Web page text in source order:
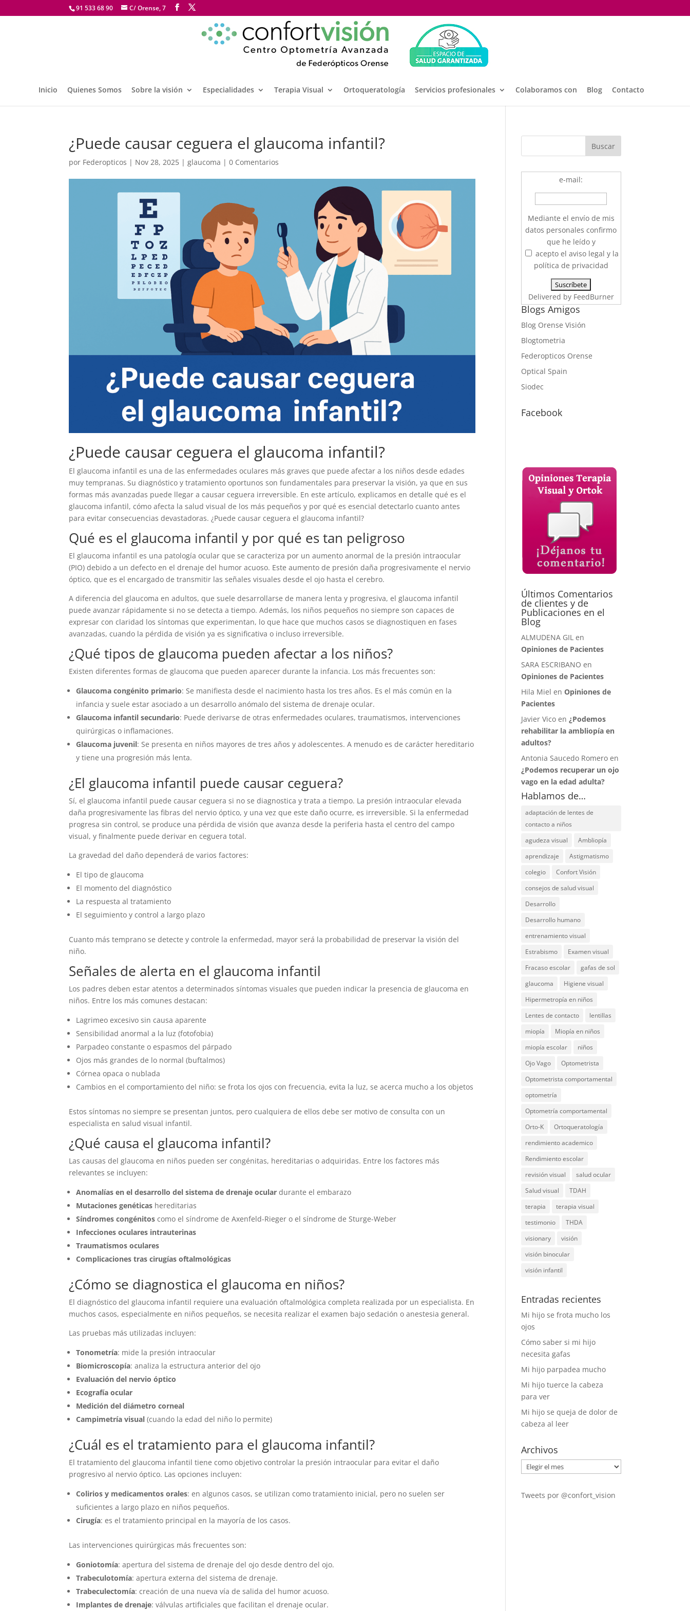
91 533 68 90 C/ Orense, 7
Inicio Quienes Somos Sobre la visión Especialidades Terapia Visual Ortoqueratología Servicios profesionales Colaboramos con Blog Contacto
¿Puede causar ceguera el glaucoma infantil?
por Federopticos | Nov 28, 2025 |glaucoma |0 Comentarios
¿Puede causar ceguera el glaucoma infantil?
El glaucoma infantil es una de las enfermedades oculares más graves que puede afectar a los niños desde edades
muy tempranas. Su diagnóstico y tratamiento oportunos son fundamentales para preservar la visión, ya que en sus
formas más avanzadas puede llegar a causar ceguera irreversible. En este artículo, explicamos en detalle qué es el
glaucoma infantil, cómo afecta la salud visual de los más pequeños y por qué es esencial detectarlo cuanto antes
para evitar consecuencias devastadoras. ¿Puede causar ceguera el glaucoma infantil?
Qué es el glaucoma infantil y por qué es tan peligroso
El glaucoma infantil es una patología ocular que se caracteriza por un aumento anormal de la presión intraocular
(PIO) debido a un defecto en el drenaje del humor acuoso. Este aumento de presión daña progresivamente el nervio
óptico, que es el encargado de transmitir las señales visuales desde el ojo hasta el cerebro.
A diferencia del glaucoma en adultos, que suele desarrollarse de manera lenta y progresiva, el glaucoma infantil
puede avanzar rápidamente si no se detecta a tiempo. Además, los niños pequeños no siempre son capaces de
expresar con claridad los síntomas que experimentan, lo que hace que muchos casos se diagnostiquen en fases
avanzadas, cuando la pérdida de visión ya es significativa o incluso irreversible.
¿Qué tipos de glaucoma pueden afectar a los niños?
Existen diferentes formas de glaucoma que pueden aparecer durante la infancia. Los más frecuentes son:
Glaucoma congénito primario: Se manifiesta desde el nacimiento hasta los tres años. Es el más común en la
infancia y suele estar asociado a un desarrollo anómalo del sistema de drenaje ocular.
Glaucoma infantil secundario: Puede derivarse de otras enfermedades oculares, traumatismos, intervenciones
quirúrgicas o inflamaciones.
Glaucoma juvenil: Se presenta en niños mayores de tres años y adolescentes. A menudo es de carácter hereditario
y tiene una progresión más lenta.
¿El glaucoma infantil puede causar ceguera?
Sí, el glaucoma infantil puede causar ceguera si no se diagnostica y trata a tiempo. La presión intraocular elevada
daña progresivamente las fibras del nervio óptico, y una vez que este daño ocurre, es irreversible. Si la enfermedad
progresa sin control, se produce una pérdida de visión que avanza desde la periferia hasta el centro del campo
visual, y finalmente puede derivar en ceguera total.
La gravedad del daño dependerá de varios factores:
El tipo de glaucoma
El momento del diagnóstico
La respuesta al tratamiento
El seguimiento y control a largo plazo
Cuanto más temprano se detecte y controle la enfermedad, mayor será la probabilidad de preservar la visión del
niño.
Señales de alerta en el glaucoma infantil
Los padres deben estar atentos a determinados síntomas visuales que pueden indicar la presencia de glaucoma en
niños. Entre los más comunes destacan:
Lagrimeo excesivo sin causa aparente
Sensibilidad anormal a la luz (fotofobia)
Parpadeo constante o espasmos del párpado
Ojos más grandes de lo normal (buftalmos)
Córnea opaca o nublada
Cambios en el comportamiento del niño: se frota los ojos con frecuencia, evita la luz, se acerca mucho a los objetos
Estos síntomas no siempre se presentan juntos, pero cualquiera de ellos debe ser motivo de consulta con un
especialista en salud visual infantil.
¿Qué causa el glaucoma infantil?
Las causas del glaucoma en niños pueden ser congénitas, hereditarias o adquiridas. Entre los factores más
relevantes se incluyen:
Anomalías en el desarrollo del sistema de drenaje ocular durante el embarazo
Mutaciones genéticas hereditarias
Síndromes congénitos como el síndrome de Axenfeld-Rieger o el síndrome de Sturge-Weber
Infecciones oculares intrauterinas
Traumatismos oculares
Complicaciones tras cirugías oftalmológicas
¿Cómo se diagnostica el glaucoma en niños?
El diagnóstico del glaucoma infantil requiere una evaluación oftalmológica completa realizada por un especialista. En
muchos casos, especialmente en niños pequeños, se necesita realizar el examen bajo sedación o anestesia general.
Las pruebas más utilizadas incluyen:
Tonometría: mide la presión intraocular
Biomicroscopía: analiza la estructura anterior del ojo
Evaluación del nervio óptico
Ecografía ocular
Medición del diámetro corneal
Campimetría visual (cuando la edad del niño lo permite)
¿Cuál es el tratamiento para el glaucoma infantil?
El tratamiento del glaucoma infantil tiene como objetivo controlar la presión intraocular para evitar el daño
progresivo al nervio óptico. Las opciones incluyen:
Colirios y medicamentos orales: en algunos casos, se utilizan como tratamiento inicial, pero no suelen ser
suficientes a largo plazo en niños pequeños.
Cirugía: es el tratamiento principal en la mayoría de los casos.
Las intervenciones quirúrgicas más frecuentes son:
Goniotomía: apertura del sistema de drenaje del ojo desde dentro del ojo.
Trabeculotomía: apertura externa del sistema de drenaje.
Trabeculectomía: creación de una nueva vía de salida del humor acuoso.
Implantes de drenaje: válvulas artificiales que facilitan el drenaje ocular.
e-mail:
Mediante el envío de mis
datos personales confirmo
que he leído y
acepto el aviso legal y la
política de privacidad
Delivered by FeedBurner
Blogs Amigos
Blog Orense Visión
Blogtometria
Federopticos Orense
Optical Spain
Siodec
Facebook
Últimos Comentarios
de clientes y de
Publicaciones en el
Blog
ALMUDENA GIL en
Opiniones de Pacientes
SARA ESCRIBANO en
Opiniones de Pacientes
Hila Miel enOpiniones de
Pacientes
Javier Vico en¿Podemos
rehabilitar la ambliopía en
adultos?
Antonia Saucedo Romero en
¿Podemos recuperar un ojo
vago en la edad adulta?
Hablamos de…
adaptación de lentes de
contacto a niños
agudeza visual
Ambliopía
aprendizaje
Astigmatismo
colegio
Confort Visión
consejos de salud visual
Desarrollo
Desarrollo humano
entrenamiento visual
Estrabismo
Examen visual
Fracaso escolar
gafas de sol
glaucoma
Higiene visual
Hipermetropía en niños
Lentes de contacto
lentillas
miopía
Miopía en niños
miopía escolar
niños
Ojo Vago
Optometrista
Optometrista comportamental
optometría
Optometría comportamental
Orto-K
Ortoqueratología
rendimiento academico
Rendimiento escolar
revisión visual
salud ocular
Salud visual
TDAH
terapia
terapia visual
testimonio
THDA
visionary
visión
visión binocular
visión infantil
Entradas recientes
Mi hijo se frota mucho los
ojos
Cómo saber si mi hijo
necesita gafas
Mi hijo parpadea mucho
Mi hijo tuerce la cabeza
para ver
Mi hijo se queja de dolor de
cabeza al leer
Archivos
Archivos
Tweets por @confort_vision